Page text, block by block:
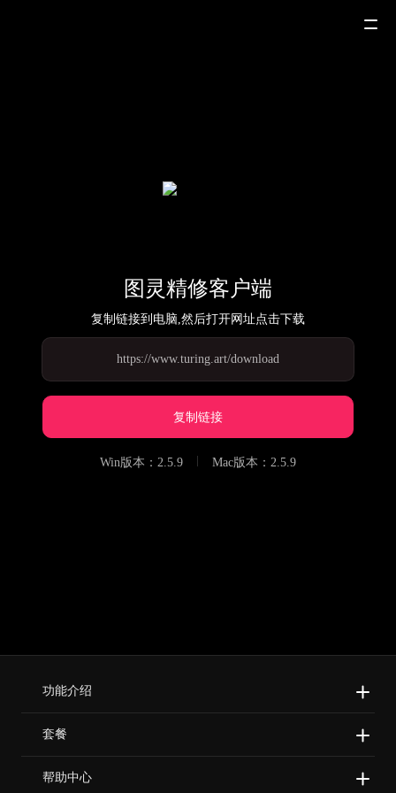
图灵精修客户端
复制链接到电脑,然后打开网址点击下载
https://www.turing.art/download
复制链接
Win版本： 2.5.9 Mac版本： 2.5.9
功能介绍
塑造精致面容
AI对样追色
套餐
购买套餐
帮助中心